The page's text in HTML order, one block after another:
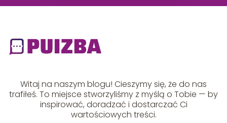
Witaj na naszym blogu! Cieszymy się, że do nas
trafiłeś. To miejsce stworzyliśmy z myślą o Tobie — by
inspirować, doradzać i dostarczać Ci
wartościowych treści.